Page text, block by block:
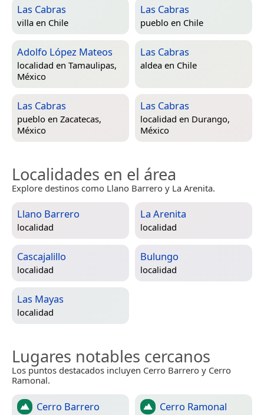
Las Cabras
villa en Chile
Las Cabras
pueblo en Chile
Adolfo López Mateos
localidad en Tamaulipas,
México
Las Cabras
aldea en Chile
Las Cabras
pueblo en Zacatecas,
México
Las Cabras
localidad en Durango,
México
Localidades en el área
Explore destinos como Llano Barrero y La Arenita.
Llano Barrero
localidad
La Arenita
localidad
Cascajalillo
localidad
Bulungo
localidad
Las Mayas
localidad
Lugares notables cercanos
Los puntos destacados incluyen Cerro Barrero y Cerro
Ramonal.
Cerro Barrero Cerro Ramonal